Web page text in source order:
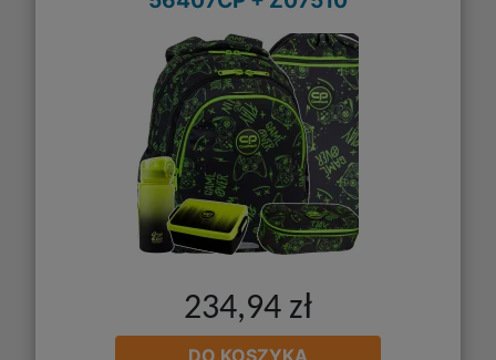
234,94 zł